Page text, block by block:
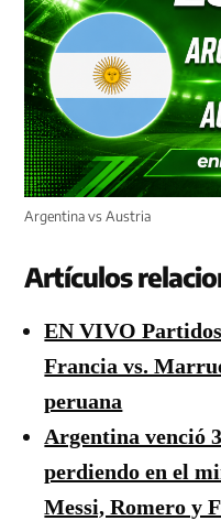
Argentina vs Austria
Artículos
EN VIVO
Francia vs.
peruana
Argentina venció
perdiendo en el
Messi, Romero y